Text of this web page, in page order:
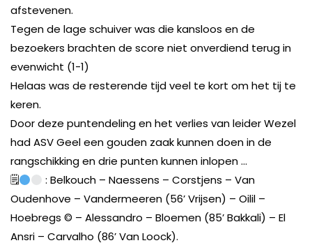
afstevenen.
Tegen de lage schuiver was die kansloos en de
bezoekers brachten de score niet onverdiend terug in
evenwicht (1-1)
Helaas was de resterende tijd veel te kort om het tij te
keren.
Door deze puntendeling en het verlies van leider Wezel
had ASV Geel een gouden zaak kunnen doen in de
rangschikking en drie punten kunnen inlopen …
🗒
: Belkouch – Naessens – Corstjens – Van
Oudenhove – Vandermeeren (56’ Vrijsen) – Oilil –
Hoebregs ©️ – Alessandro – Bloemen (85’ Bakkali) – El
Ansri – Carvalho (86’ Van Loock).